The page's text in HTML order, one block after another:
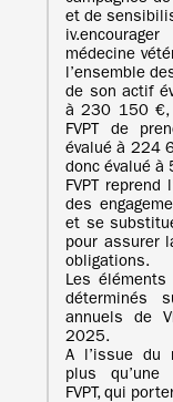
et de
médecine
l’ensemble
de son actif
à 230 150 €,
FVPT de
évalué à 224
donc évalué à
FVPT
des
et se
pour assurer
obligations.
Les
déterminés
annuels de
2025.
A l’issue du
plus qu’une
FVPT, qui